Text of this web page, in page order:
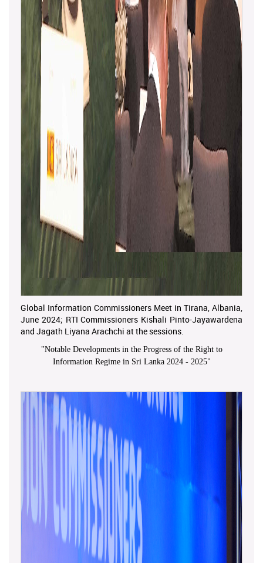
Global Information Commissioners Meet in Tirana, Albania,
June 2024; RTI Commissioners Kishali Pinto-Jayawardena
and Jagath Liyana Arachchi at the sessions.
"Notable Developments in the Progress of the Right to
Information Regime in Sri Lanka 2024 - 2025"